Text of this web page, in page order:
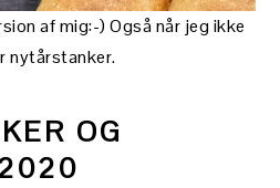
af mig:-) Også når jeg ikke
nytårstanker.
OG